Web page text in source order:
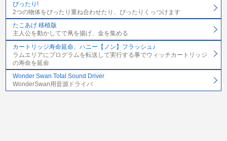
ぴったり!
2つの物体をぴったり重ね合わせたり、ぴったりくっつけます
たこあげ 移植版
主人公を動かしてで凧を揚げ、金を集める
カートリッジ寿命延命、ハニー【ノン】フラッシュ♪
ラムエリアにプログラムを転送して実行する事でウィッチカートリッジ
の寿命を延命
Wonder Swan Total Sound Driver
WonderSwan用音源ドライバ